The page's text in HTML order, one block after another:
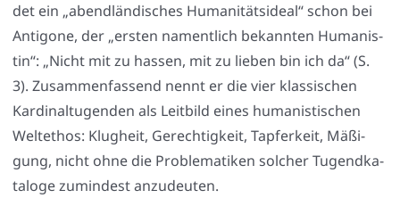
det ein „abend­län­di­sches Huma­ni­täts­ide­al“ schon bei
Anti­go­ne, der „ers­ten nament­lich bekann­ten Huma­nis­
tin“: „Nicht mit zu has­sen, mit zu lie­ben bin ich da“ (S.
3). Zusam­men­fas­send nennt er die vier klas­si­schen
Kar­di­nal­tu­gen­den als Leit­bild eines huma­nis­ti­schen
Welt­ethos: Klug­heit, Gerech­tig­keit, Tap­fer­keit, Mäßi­
gung, nicht ohne die Pro­ble­ma­ti­ken sol­cher Tugend­ka­
ta­lo­ge zumin­dest anzu­deu­ten.